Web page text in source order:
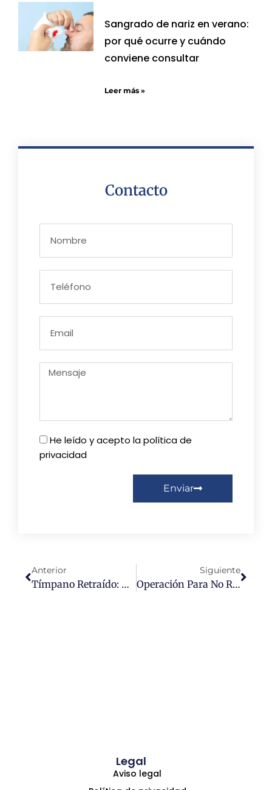
Sangrado de nariz en verano:
por qué ocurre y cuándo
conviene consultar
Leer más »
Contacto
He leído y acepto la política de
privacidad
Enviar
Anterior
Tímpano Retraído: Qué Es Y Cómo Solucionar Esta Afección
Siguiente
Operación Para No Roncar: ¿Qué Opciones Existen?
Legal
Aviso legal